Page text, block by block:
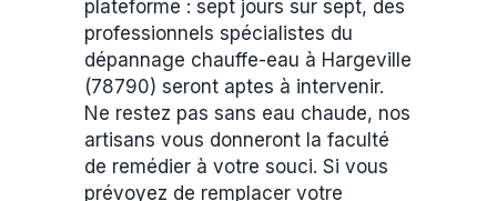
plateforme : sept jours sur sept, des
professionnels spécialistes du
dépannage chauffe-eau à Hargeville
(78790) seront aptes à intervenir.
Ne restez pas sans eau chaude, nos
artisans vous donneront la faculté
de remédier à votre souci. Si vous
prévoyez de remplacer votre